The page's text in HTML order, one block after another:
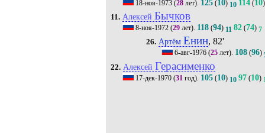
18-ноя-1973(28лет). 125(10) 10 114(10)
11. Алексей Бычков
8-ноя-1972(29лет). 118(94) 11 82(74) 7
26. Артём Енин, 82'
6-авг-1976 (25 лет). 108 (96)
22. Алексей Герасименко
17-дек-1970(31 год). 105(10) 10 97(10)